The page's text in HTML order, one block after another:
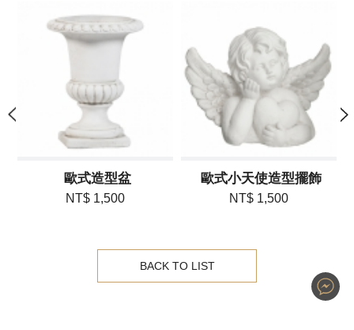
歐式造型盆
NT$ 1,500
歐式小天使造型擺飾
NT$ 1,500
BACK TO LIST